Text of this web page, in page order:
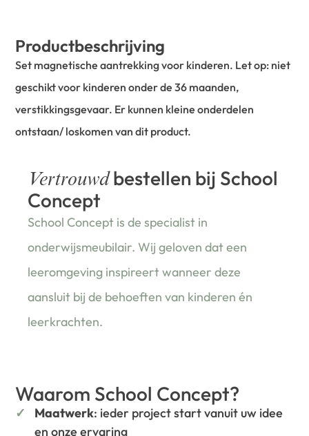
Productbeschrijving
Set magnetische aantrekking voor kinderen. Let op: niet
geschikt voor kinderen onder de 36 maanden,
verstikkingsgevaar. Er kunnen kleine onderdelen
ontstaan/ loskomen van dit product.
Vertrouwdbestellen bij School
Concept
School Concept is de specialist in
onderwijsmeubilair. Wij geloven dat een
leeromgeving inspireert wanneer deze
aansluit bij de behoeften van kinderen én
leerkrachten.
Waarom School Concept?
Maatwerk: ieder project start vanuit uw idee
en onze ervaring